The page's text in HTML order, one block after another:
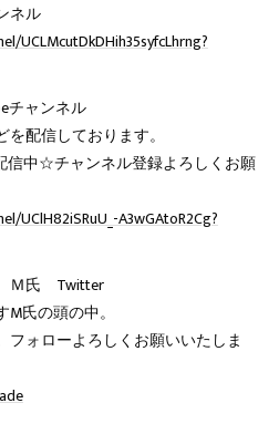
ネル
UCLMcutDkDHih35syfcLhrng?
チャンネル
配信しております。
信中☆チャンネル登録よろしくお願
UClH82iSRuU_-A3wGAtoR2Cg?
Ｍ氏 Twitter
氏の頭の中。
ォローよろしくお願いいたしま